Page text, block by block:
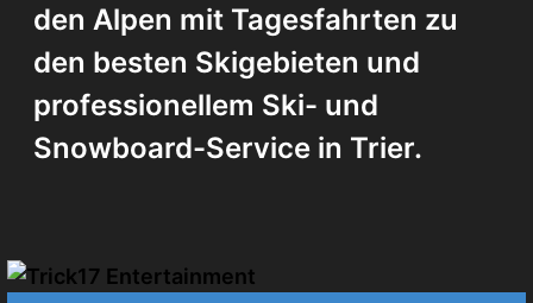
den Alpen mit Tagesfahrten zu
den besten Skigebieten und
professionellem Ski- und
Snowboard-Service in Trier.